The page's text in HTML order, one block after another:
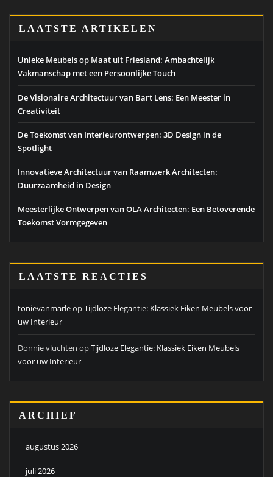
LAATSTE ARTIKELEN
Unieke Meubels op Maat uit Friesland: Ambachtelijk
Vakmanschap met een Persoonlijke Touch
De Visionaire Architectuur van Bart Lens: Een Meester in
Creativiteit
De Toekomst van Interieurontwerpen: 3D Design in de
Spotlight
Innovatieve Architectuur van Raamwerk Architecten:
Duurzaamheid in Design
Meesterlijke Ontwerpen van OLA Architecten: Een Betoverende
Toekomst Vormgegeven
LAATSTE REACTIES
tonievanmarleopTijdloze Elegantie: Klassiek Eiken Meubels voor
uw Interieur
Donnie vluchten opTijdloze Elegantie: Klassiek Eiken Meubels
voor uw Interieur
ARCHIEF
augustus 2026
juli 2026